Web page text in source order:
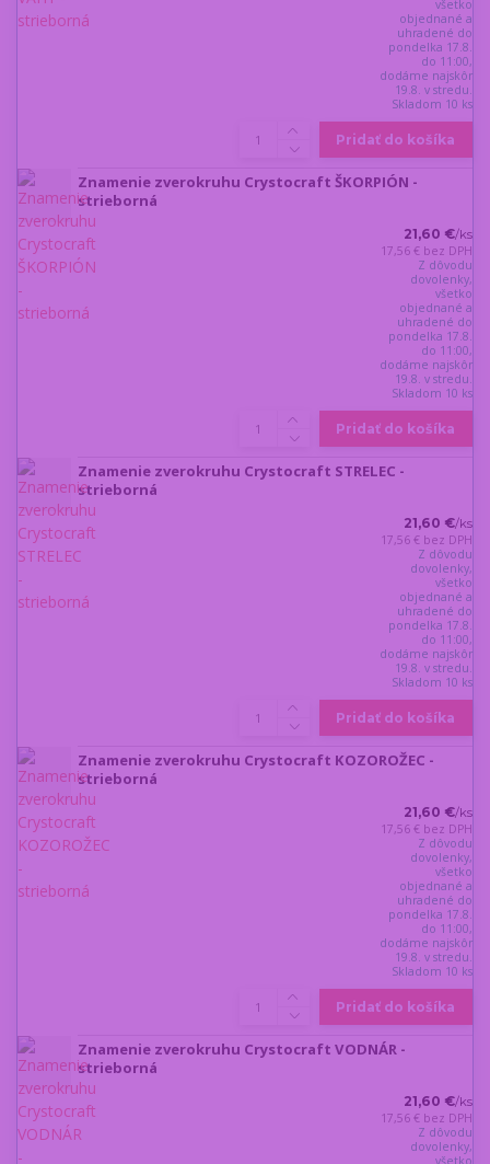
všetko
objednané a
uhradené do
pondelka 17.8.
do 11:00,
dodáme najskôr
19.8. v stredu.
Skladom 10 ks
Pridať do košíka
Znamenie zverokruhu Crystocraft ŠKORPIÓN -
strieborná
21,60 €/ks
17,56 € bez DPH
Z dôvodu
dovolenky,
všetko
objednané a
uhradené do
pondelka 17.8.
do 11:00,
dodáme najskôr
19.8. v stredu.
Skladom 10 ks
Pridať do košíka
Znamenie zverokruhu Crystocraft STRELEC -
strieborná
21,60 €/ks
17,56 € bez DPH
Z dôvodu
dovolenky,
všetko
objednané a
uhradené do
pondelka 17.8.
do 11:00,
dodáme najskôr
19.8. v stredu.
Skladom 10 ks
Pridať do košíka
Znamenie zverokruhu Crystocraft KOZOROŽEC -
strieborná
21,60 €/ks
17,56 € bez DPH
Z dôvodu
dovolenky,
všetko
objednané a
uhradené do
pondelka 17.8.
do 11:00,
dodáme najskôr
19.8. v stredu.
Skladom 10 ks
Pridať do košíka
Znamenie zverokruhu Crystocraft VODNÁR -
strieborná
21,60 €/ks
17,56 € bez DPH
Z dôvodu
dovolenky,
všetko